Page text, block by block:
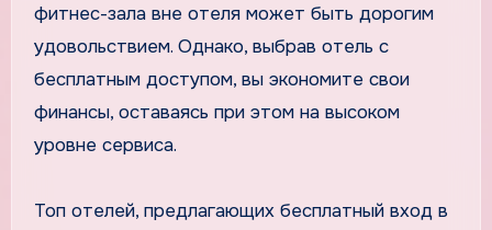
фитнес-зала вне отеля может быть дорогим
удовольствием. Однако, выбрав отель с
бесплатным доступом, вы экономите свои
финансы, оставаясь при этом на высоком
уровне сервиса.
Топ отелей, предлагающих бесплатный вход в